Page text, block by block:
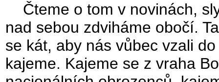
Čteme o tom v novinách,
nad sebou zdviháme obočí.
se kát, aby nás vůbec vzali
kajeme. Kajeme se z vraha